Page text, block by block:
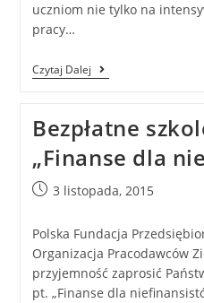
uczniom nie tylko na
pracy…
Czytaj Dalej
Bezpłatne
„Finanse dla
3 listopada, 2015
Polska Fundacja
Organizacja Pracodawców
przyjemność zaprosić
pt. „Finanse dla